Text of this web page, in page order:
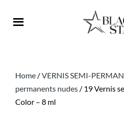
Home /VERNIS SEMI-
permanents nudes / 19 Vernis
Color – 8 ml